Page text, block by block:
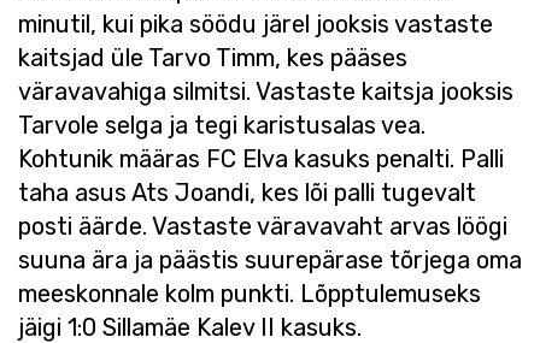
minutil, kui pika söödu järel jooksis vastaste
kaitsjad üle Tarvo Timm, kes pääses
väravavahiga silmitsi. Vastaste kaitsja jooksis
Tarvole selga ja tegi karistusalas vea.
Kohtunik määras FC Elva kasuks penalti. Palli
taha asus Ats Joandi, kes lõi palli tugevalt
posti äärde. Vastaste väravavaht arvas löögi
suuna ära ja päästis suurepärase tõrjega oma
meeskonnale kolm punkti. Lõpptulemuseks
jäigi 1:0 Sillamäe Kalev II kasuks.